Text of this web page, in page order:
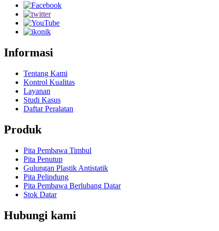
Informasi
Tentang Kami
Kontrol Kualitas
Layanan
Studi Kasus
Daftar Peralatan
Produk
Pita Pembawa Timbul
Pita Penutup
Gulungan Plastik Antistatik
Pita Pelindung
Pita Pembawa Berlubang Datar
Stok Datar
Hubungi kami